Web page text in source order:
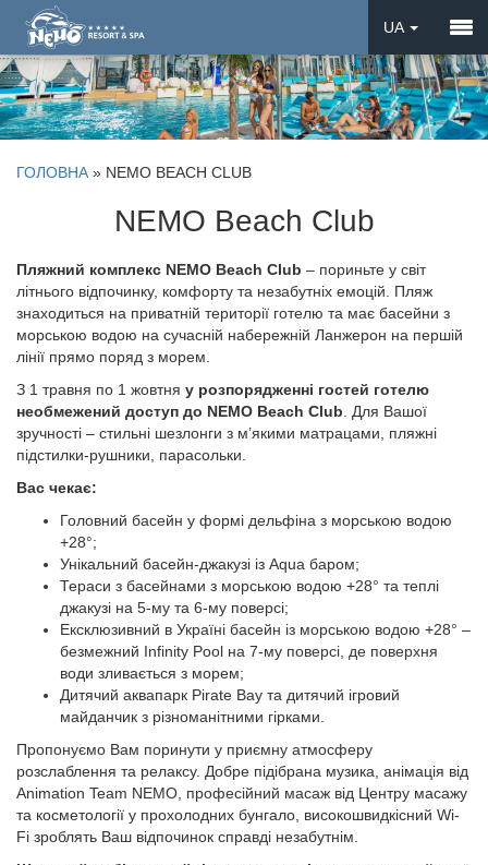
UA
EN
DE
ГОЛОВНА » NEMO BEACH CLUB
NEMO Beach Club
Пляжний комплекс NEMO Beach Club – пориньте у світ
літнього відпочинку, комфорту та незабутніх емоцій. Пляж
знаходиться на приватній території готелю та має басейни з
морською водою на сучасній набережній Ланжерон на першій
лінії прямо поряд з морем.
З 1 травня по 1 жовтня у розпорядженні гостей готелю
необмежений доступ до NEMO Beach Club . Для Вашої
зручності – стильні шезлонги з м’якими матрацами, пляжні
підстилки-рушники, парасольки.
Вас чекає:
Головний басейн у формі дельфіна з морською водою
+28°;
Унікальний басейн-джакузі із Aqua баром;
Тераси з басейнами з морською водою +28° та теплі
джакузі на 5-му та 6-му поверсі;
Ексклюзивний в Україні басейн із морською водою +28° –
безмежний Infinity Pool на 7-му поверсі, де поверхня
води зливається з морем;
Дитячий аквапарк Pirate Bay та дитячий ігровий
майданчик з різноманітними гірками.
Пропонуємо Вам поринути у приємну атмосферу
розслаблення та релаксу. Добре підібрана музика, анімація від
Animation Team NEMO, професійний масаж від Центру масажу
та косметології у прохолодних бунгало, високошвидкісний Wi-
Fi зроблять Ваш відпочинок справді незабутнім.